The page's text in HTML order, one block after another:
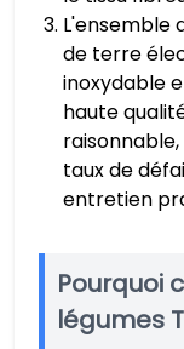
L'ensemble
de terre
inoxydable
haute
taux de
entretien
Pourquoi
légumes